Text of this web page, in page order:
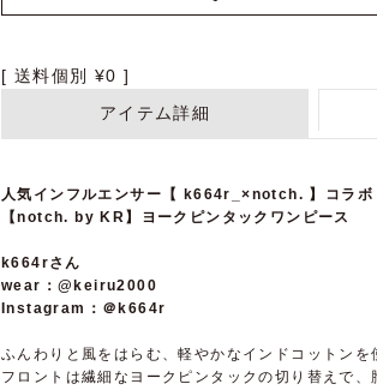
送料個別 ¥0
アイテム詳細
人気インフルエンサー【 k664r_×notch. 】コラボ
【notch. by KR】ヨークピンタックワンピース
k664rさん
wear：@keiru2000
Instagram：＠k664r
ふんわりと風をはらむ、軽やかなインドコットンを
フロントは繊細なヨークピンタックの切り替えで